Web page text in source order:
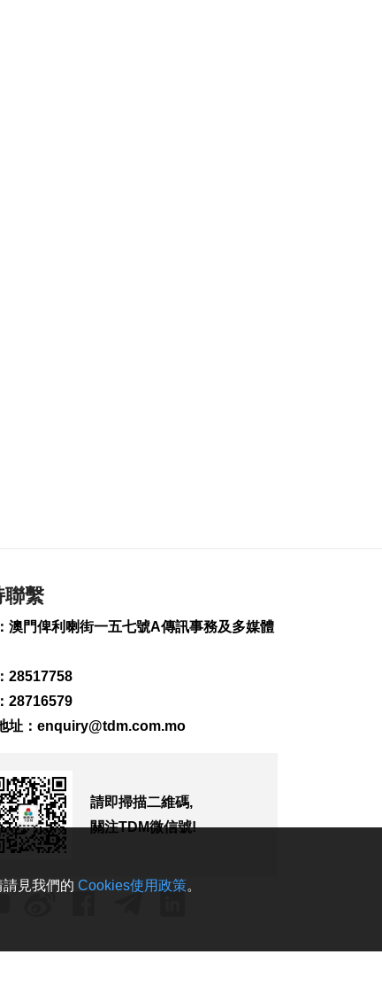
級 阿駐巴大使將回國
休假
好者搭建交流平台
廣島原爆81週年 日揆
強調堅持無核三原則
2026-08-06 11:40
鞏固退休基金會財政
322
0
聯繫
澳門俾利喇街一五七號A傳訊事務及多媒體
28517758
28716579
址： enquiry@tdm.com.mo
請即掃描二維碼,
關注TDM微信號!
見我們的 Cookies使用政策。